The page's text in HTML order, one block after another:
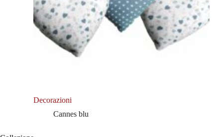
Decorazioni
Cannes blu